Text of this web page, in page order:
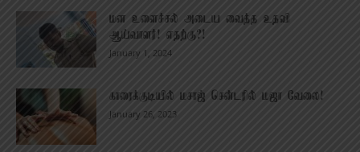
மன உளைச்சல் அடைய வைத்த உதவி
ஆய்வாளர்! எதற்கு?!
January 1, 2024
காரைக்குடியில் மசாஜ் சென்டரில் மஜா வேலை!
January 26, 2023